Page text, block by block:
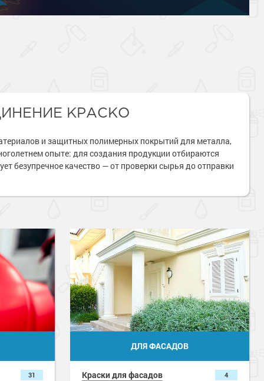
КРАСКО
и защитных полимерных покрытий для металла,
опыте: для создания продукции отбираются
безупречное качество — от проверки сырья до отправки
31
ДЛЯ ФАСАДОВ
Краски для фасадов 4